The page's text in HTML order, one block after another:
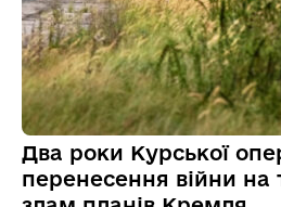
Два роки Курської
перенесення війни на